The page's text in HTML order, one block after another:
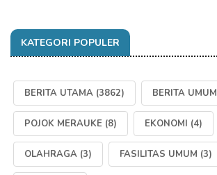
KATEGORI POPULER
BERITA UTAMA (3862) BERITA UMUM
POJOK MERAUKE (8) EKONOMI (4)
OLAHRAGA (3) FASILITAS UMUM (3)